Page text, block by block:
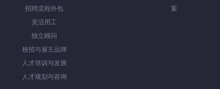
招聘流程外包
灵活用工
独立顾问
校招与雇主品牌
人才培训与发展
人才规划与咨询
案